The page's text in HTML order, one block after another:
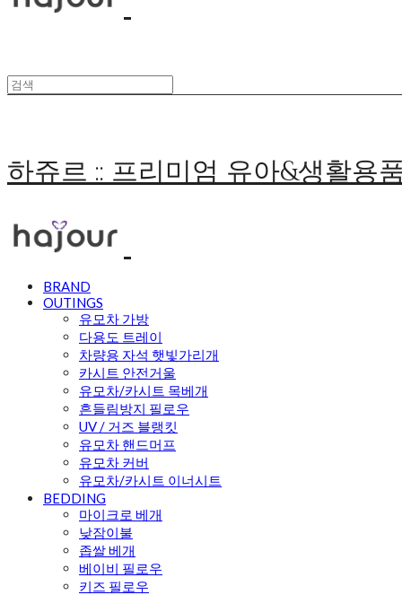
하쥬르 :: 프리미엄 유아&생활용
BRAND
OUTINGS
유모차 가방
다용도 트레이
차량용 자석 햇빛가리개
카시트 안전거울
유모차/카시트 목베개
흔들림방지 필로우
UV / 거즈 블랭킷
유모차 핸드머프
유모차 커버
유모차/카시트 이너시트
BEDDING
마이크로 베개
낮잠이불
좁쌀 베개
베이비 필로우
키즈 필로우